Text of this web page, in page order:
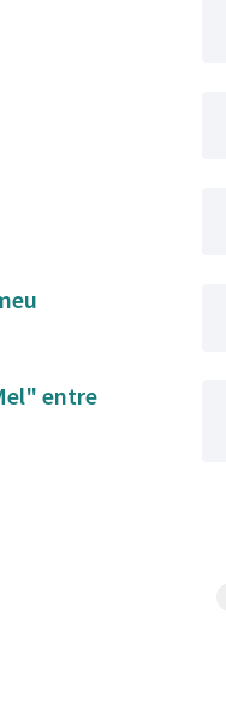
entre